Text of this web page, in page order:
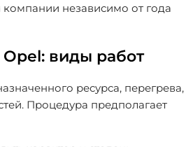
независимо от года
виды работ
ресурса, перегрева,
Процедура предполагает